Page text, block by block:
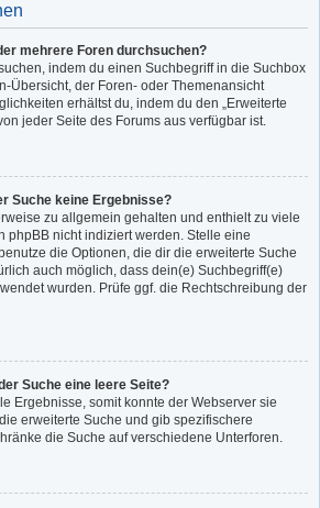
mehrere Foren durchsuchen?
indem du einen Suchbegriff in die Suchbox
Übersicht, der Foren- oder Themenansicht
erhältst du, indem du den „Erweiterte
jeder Seite des Forums aus verfügbar ist.
Suche keine Ergebnisse?
zu allgemein gehalten und enthielt zu viele
phpBB nicht indiziert werden. Stelle eine
die Optionen, die dir die erweiterte Suche
auch möglich, dass dein(e) Suchbegriff(e)
wurden. Prüfe ggf. die Rechtschreibung der
Suche eine leere Seite?
Ergebnisse, somit konnte der Webserver sie
erweiterte Suche und gib spezifischere
die Suche auf verschiedene Unterforen.